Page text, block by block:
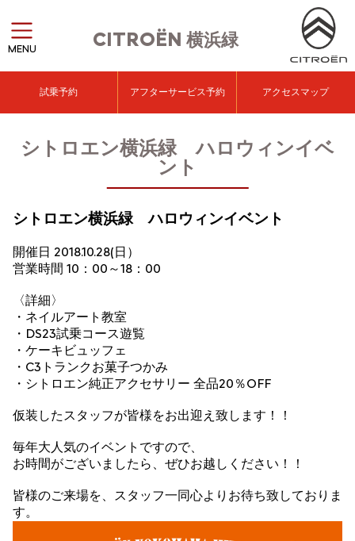
CITROËN 横浜緑
MENU
試乗予約 アフターサービス予約 アクセスマップ
シトロエン横浜緑 ハロウィンイベ
ント
シトロエン横浜緑 ハロウィンイベント
開催日 2018.10.28(日）
営業時間 10：00～18：00
〈詳細〉
・ネイルアート教室
・DS23試乗コース遊覧
・ケーキビュッフェ
・C3トランクお菓子つかみ
・シトロエン純正アクセサリー 全品20％OFF
仮装したスタッフが皆様をお出迎え致します！！
毎年大人気のイベントですので、
お時間がございましたら、ぜひお越しください！！
皆様のご来場を、スタッフ一同心よりお待ち致しておりま
す。